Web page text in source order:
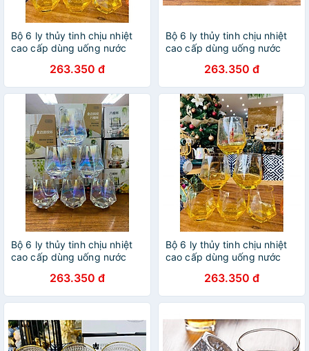
Bộ 6 ly thủy tinh chịu nhiệt
cao cấp dùng uống nước
cương vàng chanh
263.350 đ
Bộ 6 ly thủy tinh chịu nhiệt
cao cấp dùng uống nước
cương xanh lá263.350 đ
Bộ 6 ly thủy tinh chịu nhiệt
cao cấp dùng uống nước
cương ánh xanh
263.350 đ
Bộ 6 ly thủy tinh chịu nhiệt
cao cấp dùng uống nước
cương vàng chanh
263.350 đ